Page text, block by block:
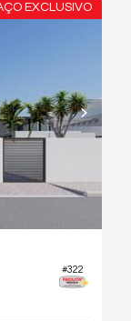
EXCLUSIVO
#322